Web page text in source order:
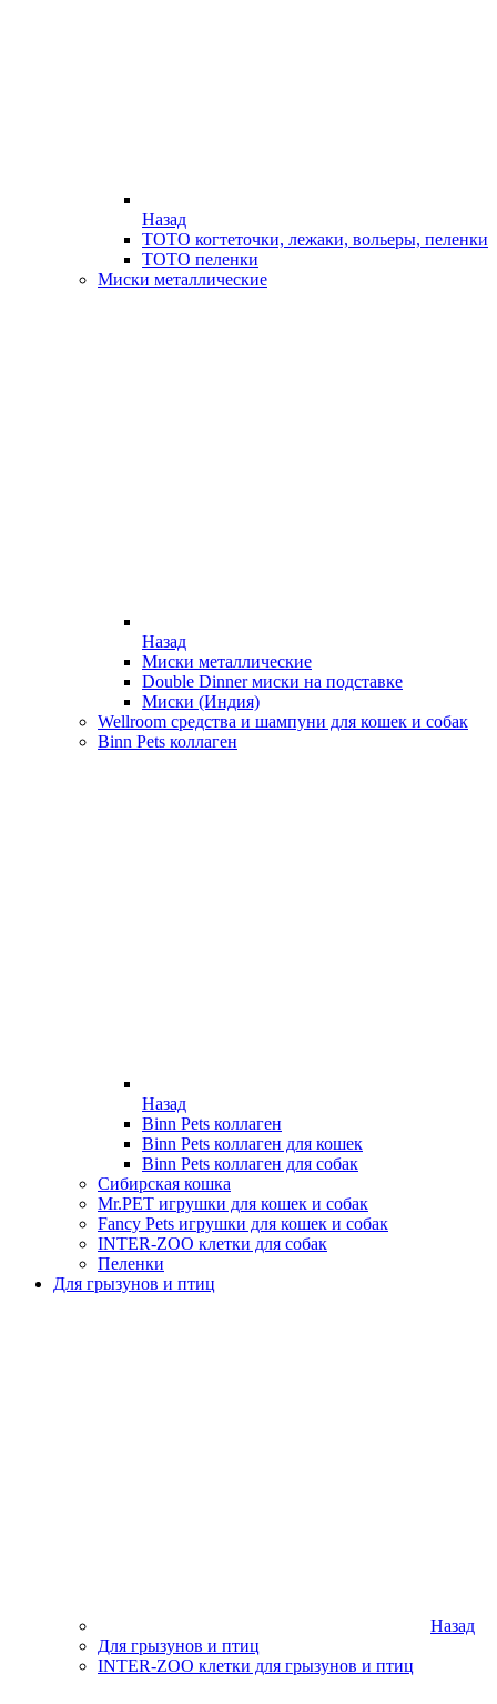
Назад
ТОТО когтеточки, лежаки, вольеры, пеленки
ТОТО пеленки
Миски металлические
Назад
Миски металлические
Double Dinner миски на подставке
Миски (Индия)
Wellroom средства и шампуни для кошек и собак
Binn Pets коллаген
Назад
Binn Pets коллаген
Binn Pets коллаген для кошек
Binn Pets коллаген для собак
Сибирская кошка
Mr.PET игрушки для кошек и собак
Fancy Pets игрушки для кошек и собак
INTER-ZOO клетки для собак
Пеленки
Для грызунов и птиц
Назад
Для грызунов и птиц
INTER-ZOO клетки для грызунов и птиц